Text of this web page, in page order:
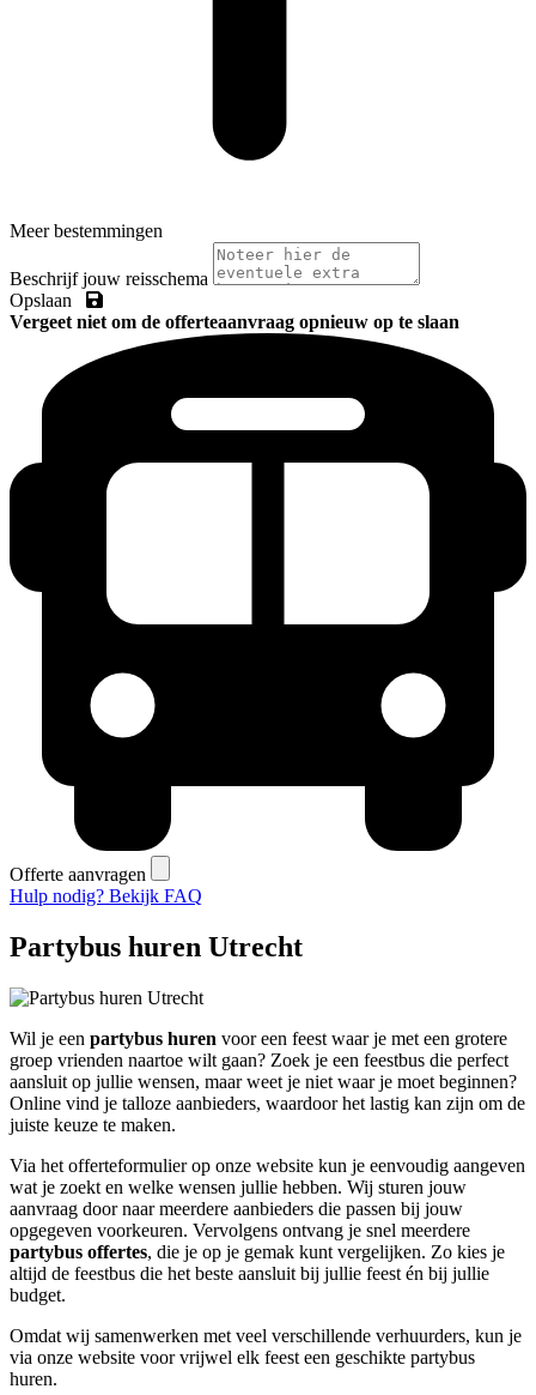
Meer bestemmingen
Beschrijf jouw reisschema
Opslaan
Vergeet niet om de offerteaanvraag opnieuw op te slaan
Offerte aanvragen
Hulp nodig? Bekijk FAQ
Partybus huren Utrecht
Wil je een partybus huren voor een feest waar je met een grotere
groep vrienden naartoe wilt gaan? Zoek je een feestbus die perfect
aansluit op jullie wensen, maar weet je niet waar je moet beginnen?
Online vind je talloze aanbieders, waardoor het lastig kan zijn om de
juiste keuze te maken.
Via het offerteformulier op onze website kun je eenvoudig aangeven
wat je zoekt en welke wensen jullie hebben. Wij sturen jouw
aanvraag door naar meerdere aanbieders die passen bij jouw
opgegeven voorkeuren. Vervolgens ontvang je snel meerdere
partybus offertes, die je op je gemak kunt vergelijken. Zo kies je
altijd de feestbus die het beste aansluit bij jullie feest én bij jullie
budget.
Omdat wij samenwerken met veel verschillende verhuurders, kun je
via onze website voor vrijwel elk feest een geschikte partybus
huren.